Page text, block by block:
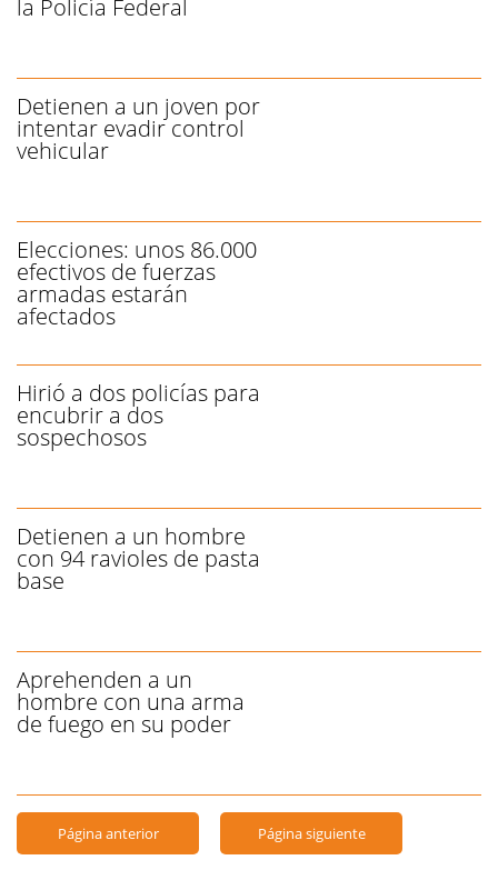
la Policía Federal
Detienen a un joven por
intentar evadir control
vehicular
Elecciones: unos 86.000
efectivos de fuerzas
armadas estarán
afectados
Hirió a dos policías para
encubrir a dos
sospechosos
Detienen a un hombre
con 94 ravioles de pasta
base
Aprehenden a un
hombre con una arma
de fuego en su poder
Página anterior Página siguiente